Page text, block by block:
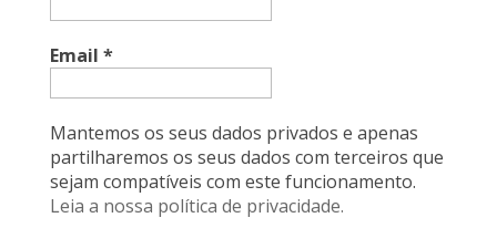
o
k
I
p
d
l
y
Email *
Mantemos os seus dados privados e apenas
partilharemos os seus dados com terceiros que
sejam compatíveis com este funcionamento.
Leia a nossa política de privacidade.